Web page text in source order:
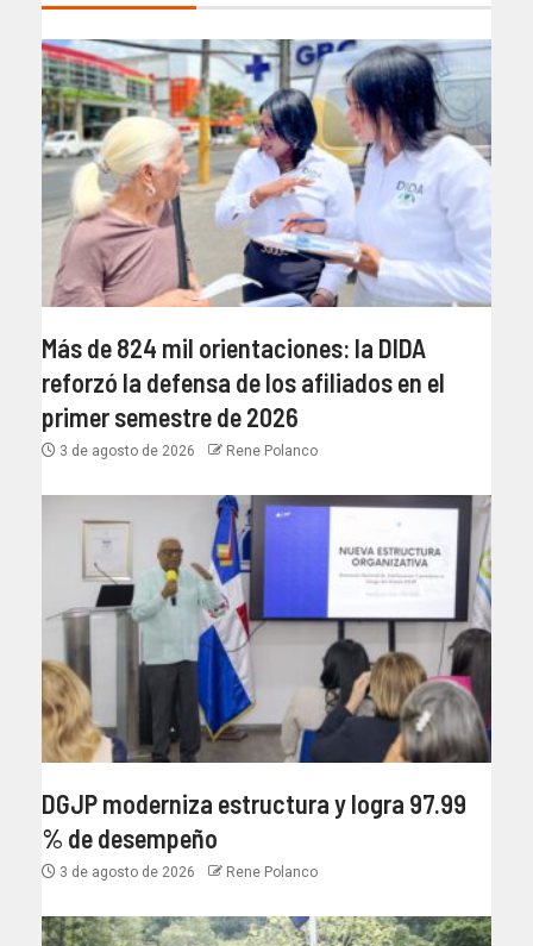
Más de 824 mil orientaciones: la DIDA
reforzó la defensa de los afiliados en el
primer semestre de 2026
3 de agosto de 2026 Rene Polanco
DGJP moderniza estructura y logra 97.99
% de desempeño
3 de agosto de 2026 Rene Polanco